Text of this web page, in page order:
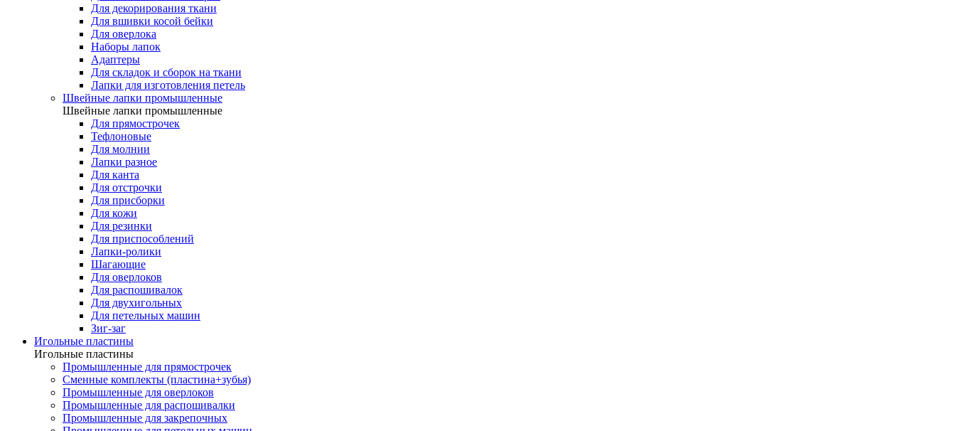
Для декорирования ткани
Для вшивки косой бейки
Для оверлока
Наборы лапок
Адаптеры
Для складок и сборок на ткани
Лапки для изготовления петель
Швейные лапки промышленные
Швейные лапки промышленные
Для прямострочек
Тефлоновые
Для молнии
Лапки разное
Для канта
Для отстрочки
Для присборки
Для кожи
Для резинки
Для приспособлений
Лапки-ролики
Шагающие
Для оверлоков
Для распошивалок
Для двухигольных
Для петельных машин
Зиг-заг
Игольные пластины
Игольные пластины
Промышленные для прямострочек
Сменные комплекты (пластина+зубья)
Промышленные для оверлоков
Промышленные для распошивалки
Промышленные для закрепочных